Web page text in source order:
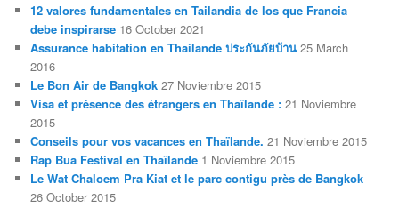
12 valores fundamentales en Tailandia de los que Francia
debe inspirarse 16 October 2021
Assurance habitation en Thailande ประกันภัยบ้าน 25 March
2016
Le Bon Air de Bangkok 27 Noviembre 2015
Visa et présence des étrangers en Thaïlande : 21 Noviembre
2015
Conseils pour vos vacances en Thaïlande. 21 Noviembre 2015
Rap Bua Festival en Thaïlande 1 Noviembre 2015
Le Wat Chaloem Pra Kiat et le parc contigu près de Bangkok
26 October 2015